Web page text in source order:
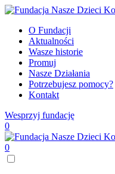
O Fundacji
Aktualności
Wasze historie
Promuj
Nasze Działania
Potrzebujesz pomocy?
Kontakt
Wesprzyj fundację
0
0